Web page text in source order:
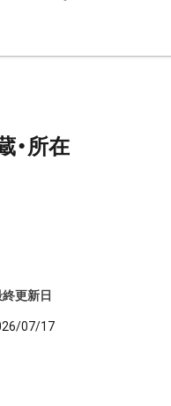
・所在
更新日
07/17